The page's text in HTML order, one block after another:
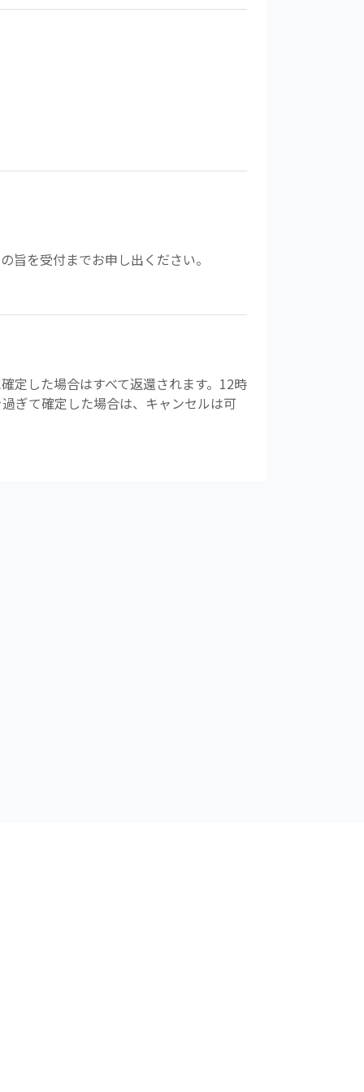
旨を受付までお申し出ください。
定した場合はすべて返還されます。12時
ぎて確定した場合は、キャンセルは可